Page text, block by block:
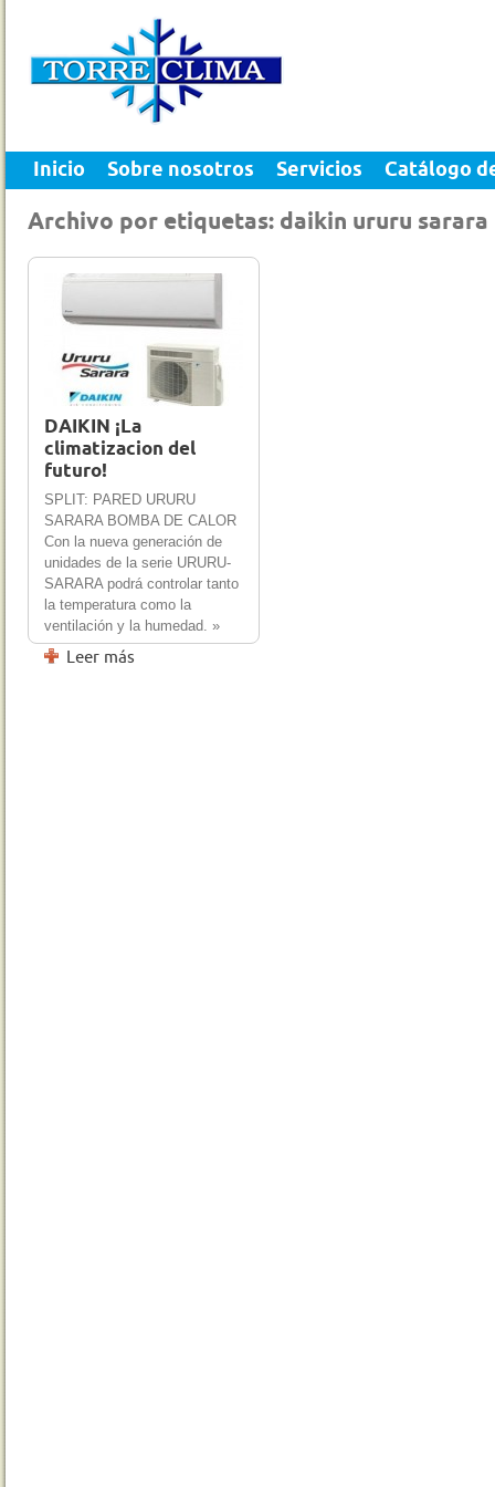
Inicio Sobre nosotros Servicios Catálogo
Archivo por etiquetas: daikin ururu sarara
22 Mar 2012
DAIKIN ¡La
climatizacion del
futuro!
SPLIT: PARED URURU
SARARA BOMBA DE CALOR
Con la nueva generación de
unidades de la serie URURU-
SARARA podrá controlar tanto
la temperatura como la
ventilación y la humedad. »
Leer más